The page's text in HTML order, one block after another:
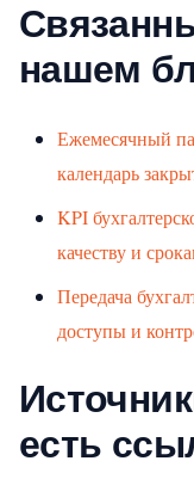
нашем
Ежемесячный
календарь
KPI
качеству и
Передача
доступы и
есть